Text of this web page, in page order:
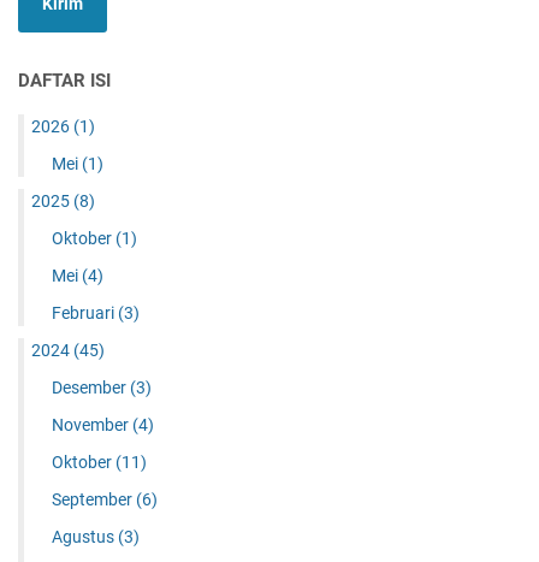
DAFTAR ISI
2026 (1)
Mei (1)
2025 (8)
Oktober (1)
Mei (4)
Februari (3)
2024 (45)
Desember (3)
November (4)
Oktober (11)
September (6)
Agustus (3)